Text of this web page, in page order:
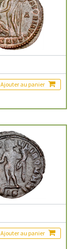
Ajouter au panier
Ajouter au panier